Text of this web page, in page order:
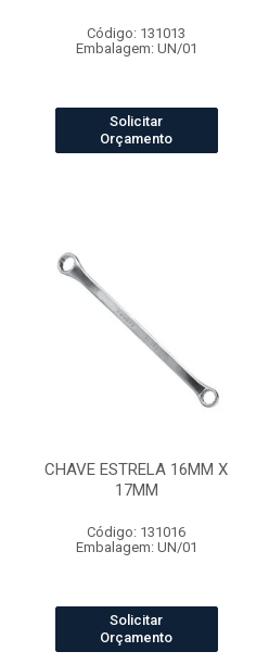
Código: 131013
Embalagem: UN/01
Solicitar
Orçamento
CHAVE ESTRELA 16MM X
17MM
Código: 131016
Embalagem: UN/01
Solicitar
Orçamento